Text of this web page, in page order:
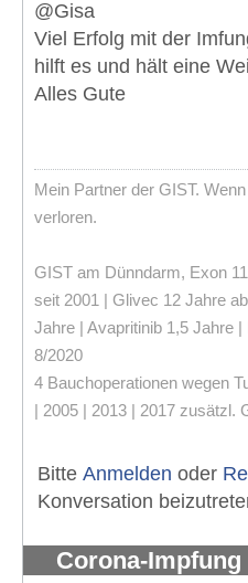
@Gisa
Viel Erfolg mit der
hilft es und hält eine
Alles Gute
Mein Partner der GIST.
verloren.
GIST am Dünndarm, Exon
seit 2001 | Glivec 12 Jahre
Jahre | Avapritinib 1,5 Jahre |
8/2020
4 Bauchoperationen wegen
| 2005 | 2013 | 2017 zusätzl.
Bitte Anmelden oder
Konversation
Corona-Impfung